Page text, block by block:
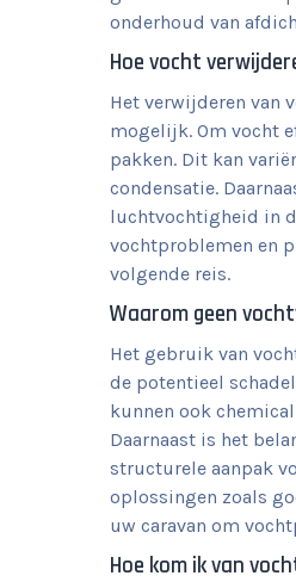
onderhoud van
Hoe vocht
Het verwijderen van
mogelijk. Om vocht
pakken. Dit kan
condensatie.
luchtvochtigheid in
vochtproblemen en
volgende reis.
Waarom geen
Het gebruik van
de potentieel
kunnen ook
Daarnaast is het
structurele aanpak
oplossingen zoals
uw caravan om
Hoe kom ik van